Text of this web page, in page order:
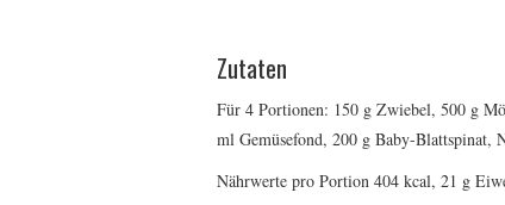
Zutaten
Für 4 Portionen: 150 g Zwiebel, 500 g
ml Gemüsefond, 200 g Baby-Blattspinat,
Nährwerte pro Portion 404 kcal, 21 g